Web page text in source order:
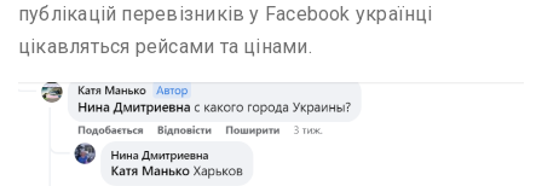
публікацій перевізників у Facebook українці
цікавляться рейсами та цінами.